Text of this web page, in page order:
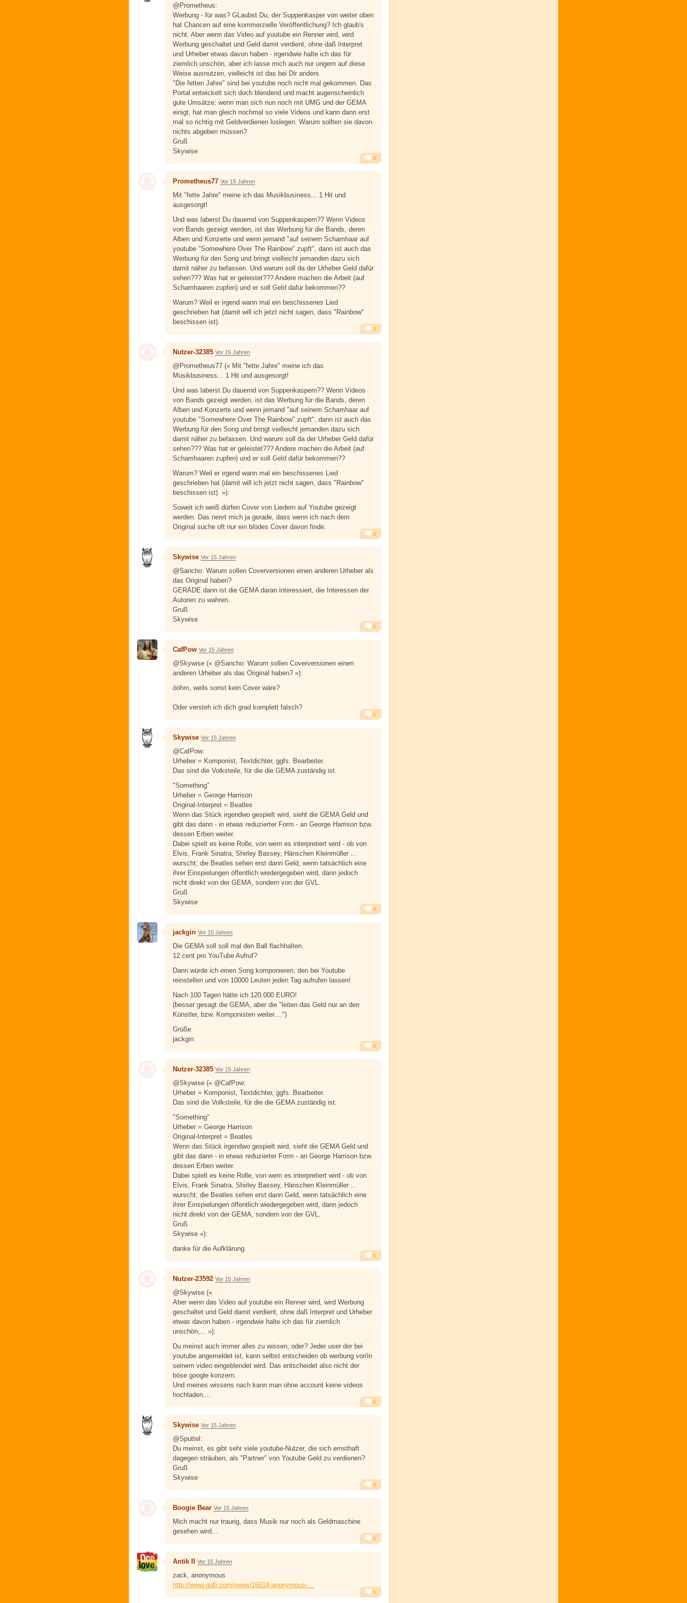
@Prometheus:
Werbung - für was? GLaubst Du, der Suppenkasper von weiter oben
hat Chancen auf eine kommerzielle Veröffentlichung? Ich glaub's
nicht. Aber wenn das Video auf youtube ein Renner wird, wird
Werbung geschaltet und Geld damit verdient, ohne daß Interpret
und Urheber etwas davon haben - irgendwie halte ich das für
ziemlich unschön, aber ich lasse mich auch nur ungern auf diese
Weise ausnutzen, vielleicht ist das bei Dir anders.
"Die fetten Jahre" sind bei youtube noch nicht mal gekommen. Das
Portal entwickelt sich doch blendend und macht augenscheinlich
gute Umsätze; wenn man sich nun noch mit UMG und der GEMA
einigt, hat man gleich nochmal so viele Videos und kann dann erst
mal so richtig mit Geldverdienen loslegen. Warum sollten sie davon
nichts abgeben müssen?
Gruß
Skywise
Alarm Antworten
0
Prometheus77 Vor 15 Jahren
Mit "fette Jahre" meine ich das Musikbusiness... 1 Hit und
ausgesorgt!
Und was laberst Du dauernd von Suppenkaspern?? Wenn Videos
von Bands gezeigt werden, ist das Werbung für die Bands, deren
Alben und Konzerte und wenn jemand "auf seinem Schamhaar auf
youtube "Somewhere Over The Rainbow" zupft", dann ist auch das
Werbung für den Song und bringt vielleicht jemanden dazu sich
damit näher zu befassen. Und warum soll da der Urheber Geld dafür
sehen??? Was hat er geleistet??? Andere machen die Arbeit (auf
Schamhaaren zupfen) und er soll Geld dafür bekommen??
Warum? Weil er irgend wann mal ein beschissenes Lied
geschrieben hat (damit will ich jetzt nicht sagen, dass "Rainbow"
beschissen ist).
Alarm Antworten
0
Nutzer-32385 Vor 15 Jahren
@Prometheus77 (« Mit "fette Jahre" meine ich das
Musikbusiness... 1 Hit und ausgesorgt!
Und was laberst Du dauernd von Suppenkaspern?? Wenn Videos
von Bands gezeigt werden, ist das Werbung für die Bands, deren
Alben und Konzerte und wenn jemand "auf seinem Schamhaar auf
youtube "Somewhere Over The Rainbow" zupft", dann ist auch das
Werbung für den Song und bringt vielleicht jemanden dazu sich
damit näher zu befassen. Und warum soll da der Urheber Geld dafür
sehen??? Was hat er geleistet??? Andere machen die Arbeit (auf
Schamhaaren zupfen) und er soll Geld dafür bekommen??
Warum? Weil er irgend wann mal ein beschissenes Lied
geschrieben hat (damit will ich jetzt nicht sagen, dass "Rainbow"
beschissen ist). »):
Soweit ich weiß dürfen Cover von Liedern auf Youtube gezeigt
werden. Das nervt mich ja gerade, dass wenn ich nach dem
Original suche oft nur ein blödes Cover davon finde.
Alarm Antworten
0
Skywise Vor 15 Jahren
@Sancho: Warum sollen Coverversionen einen anderen Urheber als
das Original haben?
GERADE dann ist die GEMA daran interessiert, die Interessen der
Autoren zu wahren.
Gruß
Skywise
Alarm Antworten
0
CafPow Vor 15 Jahren
@Skywise (« @Sancho: Warum sollen Coverversionen einen
anderen Urheber als das Original haben? »):
ööhm, weils sonst kein Cover wäre?
Oder versteh ich dich grad komplett falsch?
Alarm Antworten
0
Skywise Vor 15 Jahren
@CafPow:
Urheber = Komponist, Textdichter, ggfs. Bearbeiter.
Das sind die Volksteile, für die die GEMA zuständig ist.
"Something"
Urheber = George Harrison
Original-Interpret = Beatles
Wenn das Stück irgendwo gespielt wird, sieht die GEMA Geld und
gibt das dann - in etwas reduzierter Form - an George Harrison bzw.
dessen Erben weiter.
Dabei spielt es keine Rolle, von wem es interpretiert wird - ob von
Elvis, Frank Sinatra, Shirley Bassey, Hänschen Kleinmüller ...
wurscht; die Beatles sehen erst dann Geld, wenn tatsächlich eine
ihrer Einspielungen öffentlich wiedergegeben wird, dann jedoch
nicht direkt von der GEMA, sondern von der GVL.
Gruß
Skywise
Alarm Antworten
0
jackgin Vor 15 Jahren
Die GEMA soll soll mal den Ball flachhalten.
12 cent pro YouTube Aufruf?
Dann würde ich einen Song komponieren, den bei Youtube
reinstellen und von 10000 Leuten jeden Tag aufrufen lassen!
Nach 100 Tagen hätte ich 120.000 EURO!
(besser gesagt die GEMA, aber die "leiten das Geld nur an den
Künstler, bzw. Komponisten weiter....")
Grüße
jackgin
Alarm Antworten
0
Nutzer-32385 Vor 15 Jahren
@Skywise (« @CafPow:
Urheber = Komponist, Textdichter, ggfs. Bearbeiter.
Das sind die Volksteile, für die die GEMA zuständig ist.
"Something"
Urheber = George Harrison
Original-Interpret = Beatles
Wenn das Stück irgendwo gespielt wird, sieht die GEMA Geld und
gibt das dann - in etwas reduzierter Form - an George Harrison bzw.
dessen Erben weiter.
Dabei spielt es keine Rolle, von wem es interpretiert wird - ob von
Elvis, Frank Sinatra, Shirley Bassey, Hänschen Kleinmüller ...
wurscht; die Beatles sehen erst dann Geld, wenn tatsächlich eine
ihrer Einspielungen öffentlich wiedergegeben wird, dann jedoch
nicht direkt von der GEMA, sondern von der GVL.
Gruß
Skywise »):
danke für die Aufklärung.
Alarm Antworten
0
Nutzer-23592 Vor 15 Jahren
@Skywise («
Aber wenn das Video auf youtube ein Renner wird, wird Werbung
geschaltet und Geld damit verdient, ohne daß Interpret und Urheber
etwas davon haben - irgendwie halte ich das für ziemlich
unschön,... »):
Du meinst auch immer alles zu wissen, oder? Jeder user der bei
youtube angemeldet ist, kann selbst entscheiden ob werbung vor/in
seinem video eingeblendet wird. Das entscheidet also nicht der
böse google konzern.
Und meines wissens nach kann man ohne account keine videos
hochladen....
Alarm Antworten
0
Skywise Vor 15 Jahren
@Sputtel:
Du meinst, es gibt sehr viele youtube-Nutzer, die sich ernsthaft
dagegen sträuben, als "Partner" von Youtube Geld zu verdienen?
Gruß
Skywise
Alarm Antworten
0
Boogie Bear Vor 15 Jahren
Mich macht nur traurig, dass Musik nur noch als Geldmaschine
gesehen wird...
Alarm Antworten
0
Antik II Vor 15 Jahren
zack, anonymous
http://www.gulli.com/news/16918-anonymous-…
0